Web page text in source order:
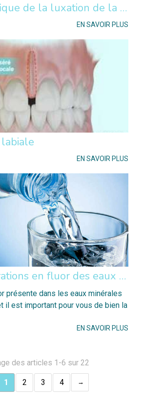
Le cas spécifique de la luxation de la mâchoire
EN SAVOIR PLUS
EN SAVOIR PLUS
Les concentrations en fluor des eaux minérales
présente dans les eaux minérales
il est important pour vous de bien la
EN SAVOIR PLUS
des articles 1-6 sur 22
1 2 3 4